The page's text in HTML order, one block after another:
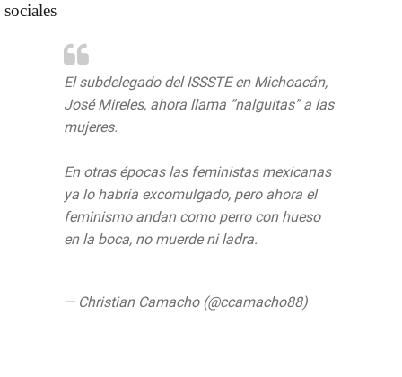
sociales
El subdelegado del ISSSTE en Michoacán,
José Mireles, ahora llama “nalguitas” a las
mujeres.
En otras épocas las feministas mexicanas
ya lo habría excomulgado, pero ahora el
feminismo andan como perro con hueso
en la boca, no muerde ni ladra.
— Christian Camacho (@ccamacho88)